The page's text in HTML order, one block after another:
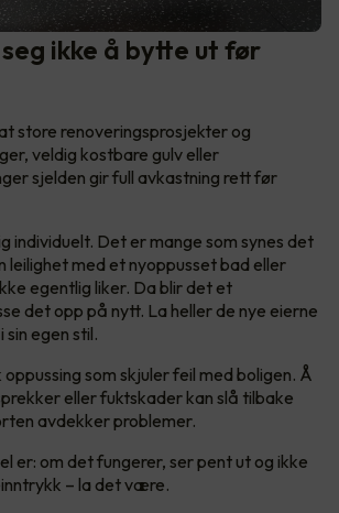
ikke å bytte ut før
store renoveringsprosjekter og
veldig kostbare gulv eller
sjelden gir full avkastning rett før
individuelt. Det er mange som synes det
leilighet med et nyoppusset bad eller
egentlig liker. Da blir det et
det opp på nytt. La heller de nye eierne
sin egen stil.
som skjuler feil med boligen. Å
eller fuktskader kan slå tilbake
avdekker problemer.
er: om det fungerer, ser pent ut og ikke
– la det være.